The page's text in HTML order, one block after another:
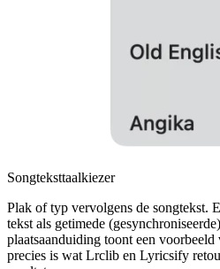
Songteksttaalkiezer
Plak of typ vervolgens de songtekst.
tekst als getimede
plaatsaanduiding toont een
precies is wat Lrclib en Lyricsify